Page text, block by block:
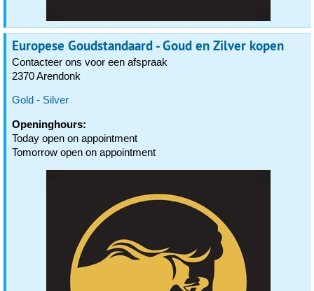
Europese Goudstandaard - Goud en Zilver kopen
Contacteer ons voor een afspraak
2370 Arendonk
Gold - Silver
Openinghours:
Today open on appointment
Tomorrow open on appointment